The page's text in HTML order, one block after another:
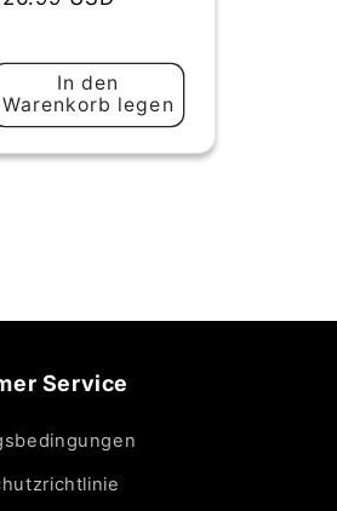
In den
Warenkorb legen
Service